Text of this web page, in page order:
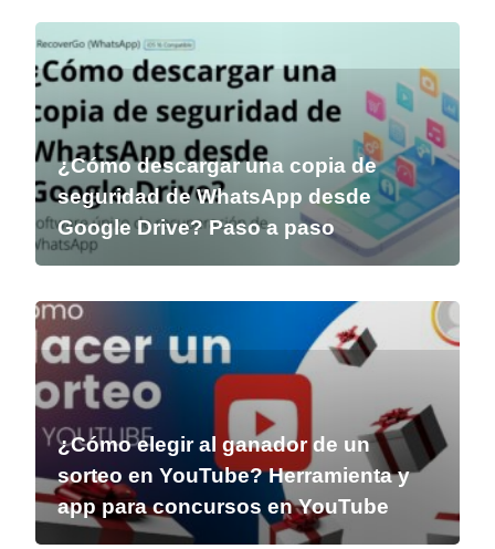
¿Cómo descargar una copia de
seguridad de WhatsApp desde
Google Drive? Paso a paso
¿Cómo elegir al ganador de un
sorteo en YouTube? Herramienta y
app para concursos en YouTube